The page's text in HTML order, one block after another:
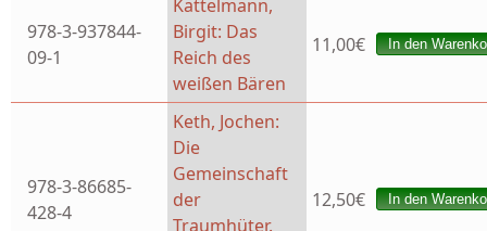
978-3-937844-
09-1
Kattelmann,
Birgit: Das
Reich des
weißen Bären
11,00€
978-3-86685-
428-4
Keth, Jochen:
Die
Gemeinschaft
der
Traumhüter.
12,50€